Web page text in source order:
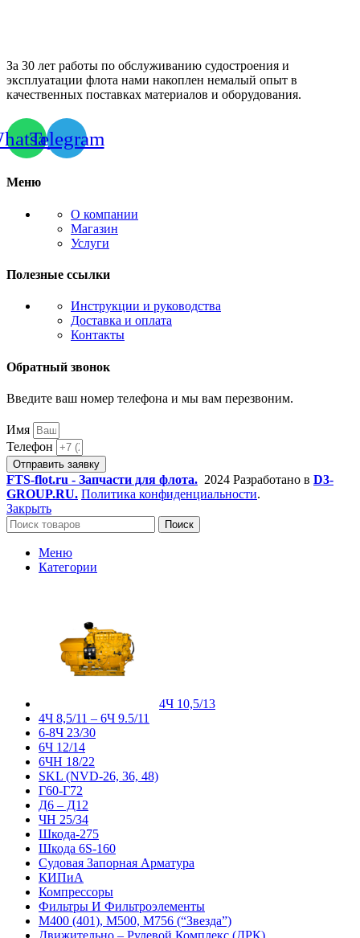
За 30 лет работы по обслуживанию судостроения и
эксплуатации флота нами накоплен немалый опыт в
качественных поставках материалов и оборудования.
Telegram
Меню
О компании
Магазин
Услуги
Полезные ссылки
Инструкции и руководства
Доставка и оплата
Контакты
Обратный звонок
Введите ваш номер телефона и мы вам перезвоним.
Имя
Телефон
Отправить заявку
FTS-flot.ru - Запчасти для флота. 2024 Разработано в D3-
GROUP.RU. Политика конфиденциальности.
Закрыть
Поиск
Меню
Категории
4Ч 10,5/13
4Ч 8,5/11 – 6Ч 9.5/11
6-8Ч 23/30
6Ч 12/14
6ЧН 18/22
SKL (NVD-26, 36, 48)
Г60-Г72
Д6 – Д12
ЧН 25/34
Шкода-275
Шкода 6S-160
Судовая Запорная Арматура
КИПиА
Компрессоры
Фильтры И Фильтроэлементы
М400 (401), М500, М756 (“Звезда”)
Движительно – Рулевой Комплекс (ДРК)